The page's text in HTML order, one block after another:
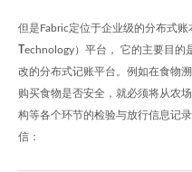
但是Fabric定位于企业级的分布式账
Technology）平台， 它的主要目的
改的分布式记账平台。例如在食物
购买食物是否安全，就必须将从农
构等各个环节的检验与放行信息记
信：